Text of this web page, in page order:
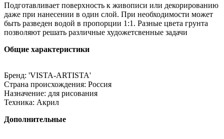
Подготавливает поверхность к живописи или декорированию
даже при нанесении в один слой. При необходимости может
быть разведен водой в пропорции 1:1. Разные цвета грунта
позволяют решать различные художетсвенные задачи
Общие характеристики
Бренд: 'VISTA-ARTISTA'
Страна происхождения: Россия
Назначение: для рисования
Техника: Акрил
Дополнительные